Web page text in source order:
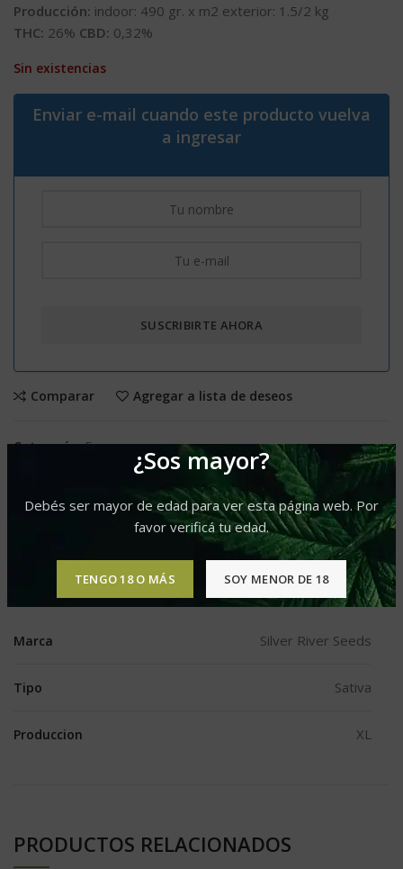
¿Sos mayor?
Debés ser mayor de edad para ver esta página web. Por
favor verificá tu edad.
TENGO 18 O MÁS SOY MENOR DE 18
Producción: indoor: 490 gr. x m2 exterior: 1.5/2 kg
THC: 26% CBD: 0,32%
Sin existencias
Enviar e-mail cuando este producto vuelva
a ingresar
Comparar Agregar a lista de deseos
Categoría:Fem
Predominancia Sativa , Produccion XL
Sabor Citrico
INFORMACIÓN ADICIONAL
Marca Silver River Seeds
Tipo Sativa
Produccion XL
PRODUCTOS RELACIONADOS